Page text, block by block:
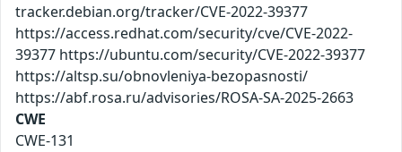
tracker.debian.org/tracker/CVE-2022-39377
https://access.redhat.com/security/cve/CVE-2022-
39377 https://ubuntu.com/security/CVE-2022-39377
https://altsp.su/obnovleniya-bezopasnosti/
https://abf.rosa.ru/advisories/ROSA-SA-2025-2663
CWE
CWE-131